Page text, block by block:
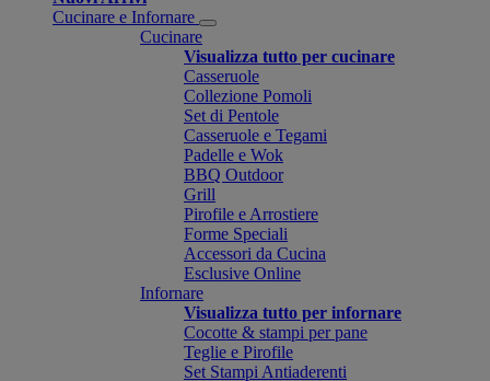
Cucinare e Infornare
Cucinare
Visualizza tutto per cucinare
Casseruole
Collezione Pomoli
Set di Pentole
Casseruole e Tegami
Padelle e Wok
BBQ Outdoor
Grill
Pirofile e Arrostiere
Forme Speciali
Accessori da Cucina
Esclusive Online
Infornare
Visualizza tutto per infornare
Cocotte & stampi per pane
Teglie e Pirofile
Set Stampi Antiaderenti